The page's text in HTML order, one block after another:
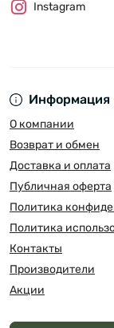
Информация
О компании
Возврат и обмен
Доставка и оплата
Публичная оферта
Политика
Политика
Контакты
Производители
Акции
Instagram